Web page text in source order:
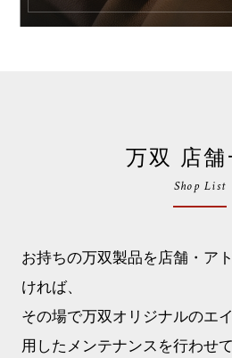
万双 店舗
Shop List
お持ちの万双製品を店舗・ア
ければ、
その場で万双オリジナルのエ
用したメンテナンスを行わせ